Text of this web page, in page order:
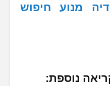
מנוע חיפוש
נוספת: